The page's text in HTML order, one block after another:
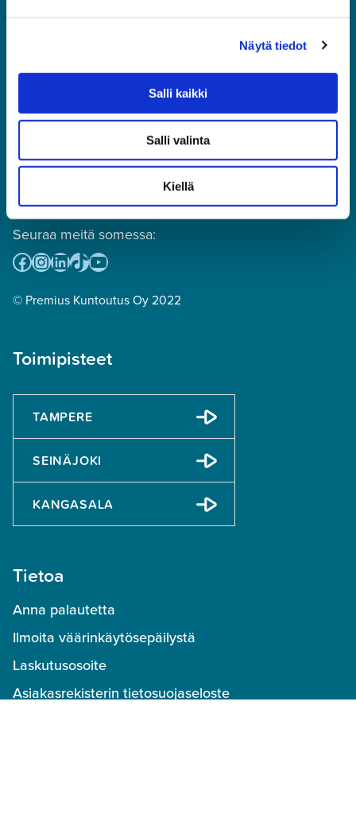
Näytä tiedot
Salli kaikki
Salli valinta
Kiellä
Asiakaspalvelu010 292 8570
(puhelun hinta: mpm tai pvm,
numeroon ei voi lähettää tekstiviestejä)
toimisto@premius.fi
Osto- ja myyntireskontra:laskutus@premius.fi
Seuraa meitä somessa:
Facebook
Instagram
LinkedIn
TikTok
YouTube
© Premius Kuntoutus Oy 2022
Toimipisteet
TAMPERE
SEINÄJOKI
KANGASALA
Tietoa
Anna palautetta
Ilmoita väärinkäytösepäilystä
Laskutusosoite
Asiakasrekisterin tietosuojaseloste